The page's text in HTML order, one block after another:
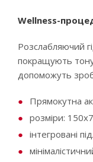
Wellness-
Розслабляючий
покращують
допоможуть
Прямокутна
розміри:
інтегровані